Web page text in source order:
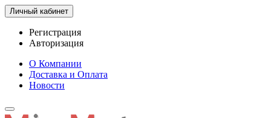
Личный кабинет
Регистрация
Авторизация
О Компании
Доставка и Оплата
Новости